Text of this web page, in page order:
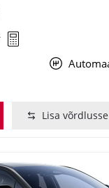
Lisa võrdlusse